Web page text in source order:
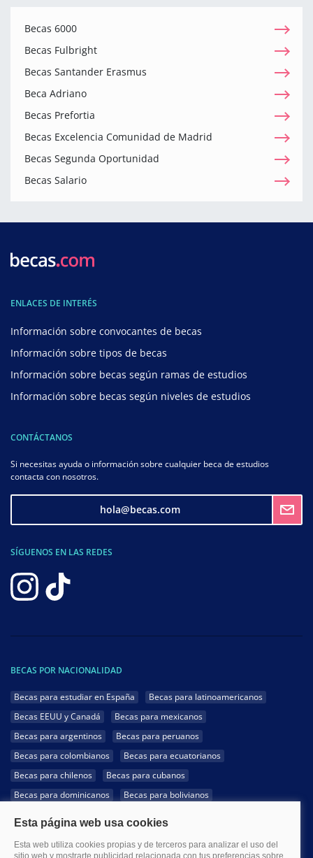
Becas 6000
Becas Fulbright
Becas Santander Erasmus
Beca Adriano
Becas Prefortia
Becas Excelencia Comunidad de Madrid
Becas Segunda Oportunidad
Becas Salario
ENLACES DE INTERÉS
Información sobre convocantes de becas
Información sobre tipos de becas
Información sobre becas según ramas de estudios
Información sobre becas según niveles de estudios
CONTÁCTANOS
Si necesitas ayuda o información sobre cualquier beca de estudios
contacta con nosotros.
hola@becas.com
SÍGUENOS EN LAS REDES
BECAS POR NACIONALIDAD
Becas para estudiar en España
Becas para latinoamericanos
Becas EEUU y Canadá
Becas para mexicanos
Becas para argentinos
Becas para peruanos
Becas para colombianos
Becas para ecuatorianos
Becas para chilenos
Becas para cubanos
Becas para dominicanos
Becas para bolivianos
Becas para hondureños
Becas para paraguayos